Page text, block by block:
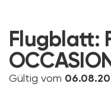
Flugblatt:
OCCASIONI
Gültig vom